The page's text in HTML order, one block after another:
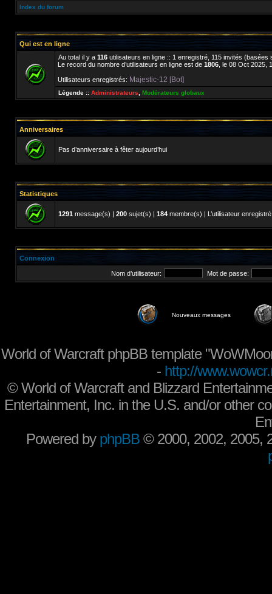
Index du forum
Qui est en ligne
Au total il y a 116 utilisateurs en ligne :: 1 enregistré, 115 invités
Le record du nombre d’utilisateurs en ligne est de 1806 , le 08 Oct 2025,
Utilisateurs enregistrés: Majestic-12 [Bot]
Légende :: Administrateurs Modérateurs globaux
Anniversaires
Pas d’anniversaire à fêter aujourd’hui
Statistiques
1291 message(s) | 200 sujet(s) | 184 membre(s) | L’utilisateur
Connexion
Nom d’utilisateur: Mot de passe:
Nouveaux messages
World of Warcraft phpBB template
- http://
©World of Warcraft and Blizzard
Entertainment, Inc. in the U.S. and/or other
Powered by phpBB © 2000, 2002, 2005,